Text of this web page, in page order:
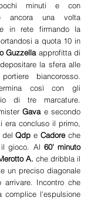
minuti e con
in rete firmando la
a quota 10 in
Guzzella approfitta di
la sfera alle
biancorosso.
così con gli
di tre marcature.
Gava e secondo
era concluso il primo,
del Qdp e Cadore che
gioco. Al 60' minuto
A. che dribbla il
un preciso diagonale
Incontro che
l'espulsione